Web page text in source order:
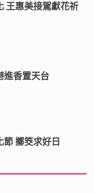
王惠美接駕獻花祈
進香置天台
擲筊求好日